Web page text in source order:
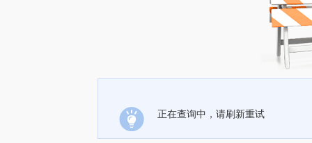
正在查询中，请刷新重试